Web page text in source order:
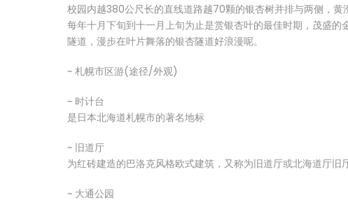
校园内越380公尺长的直线道路越70颗的银杏树并排与两侧，黄
每年十月下旬到十一月上旬为止是赏银杏叶的最佳时期，茂盛
隧道，漫步在叶片舞落的银杏隧道好浪漫呢。
~ 札幌市区游(途径/外观)
~ 时计台
是日本北海道札幌市的著名地标
~ 旧道厅
为红砖建造的巴洛克风格欧式建筑，又称为旧道厅或北海道厅旧
~ 大通公园